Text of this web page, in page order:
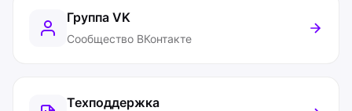
Группа VK
Сообщество ВКонтакте
Техподдержка